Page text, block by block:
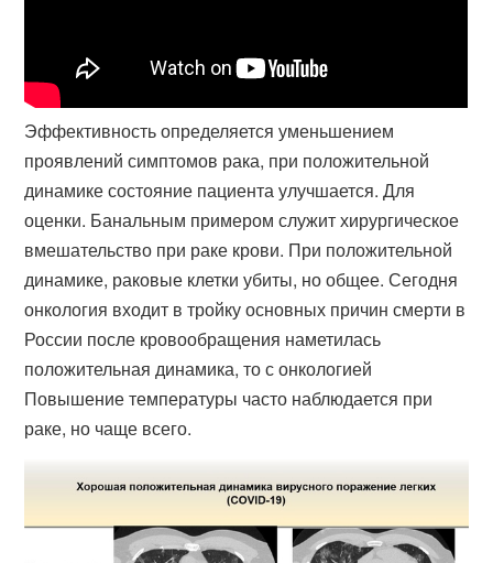
Эффективность определяется уменьшением
проявлений симптомов рака, при положительной
динамике состояние пациента улучшается. Для
оценки. Банальным примером служит хирургическое
вмешательство при раке крови. При положительной
динамике, раковые клетки убиты, но общее. Сегодня
онкология входит в тройку основных причин смерти в
России после кровообращения наметилась
положительная динамика, то с онкологией
Повышение температуры часто наблюдается при
раке, но чаще всего.